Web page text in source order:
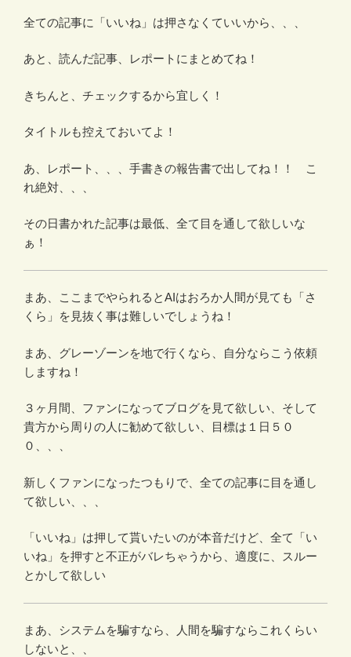
全ての記事に「いいね」は押さなくていいから、、、
あと、読んだ記事、レポートにまとめてね！
きちんと、チェックするから宜しく！
タイトルも控えておいてよ！
あ、レポート、、、手書きの報告書で出してね！！ こ
れ絶対、、、
その日書かれた記事は最低、全て目を通して欲しいな
ぁ！
まあ、ここまでやられるとAIはおろか人間が見ても「さ
くら」を見抜く事は難しいでしょうね！
まあ、グレーゾーンを地で行くなら、自分ならこう依頼
しますね！
３ヶ月間、ファンになってブログを見て欲しい、そして
貴方から周りの人に勧めて欲しい、目標は１日５０
０、、、
新しくファンになったつもりで、全ての記事に目を通し
て欲しい、、、
「いいね」は押して貰いたいのが本音だけど、全て「い
いね」を押すと不正がバレちゃうから、適度に、スルー
とかして欲しい
まあ、システムを騙すなら、人間を騙すならこれくらい
しないと、、